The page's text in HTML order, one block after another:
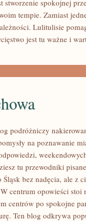
stworzenie spokojnej
tempie. Zamiast
Lulitulisie
jest tu ważne i
podróżniczy
na poznawanie
tu przewodniki
Śląsk bez nadęcia, ale z
centrum opowieści
centrów po spokojne
Ten blog odkrywa